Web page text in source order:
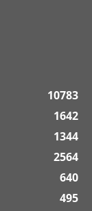
10783
1642
1344
2564
640
495